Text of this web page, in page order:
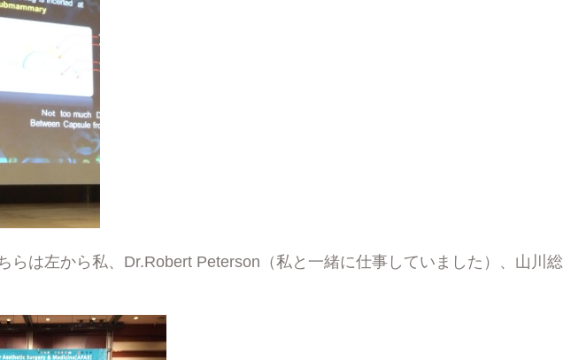
らは左から私、Dr.Robert Peterson（私と一緒に仕事していました）、山川総